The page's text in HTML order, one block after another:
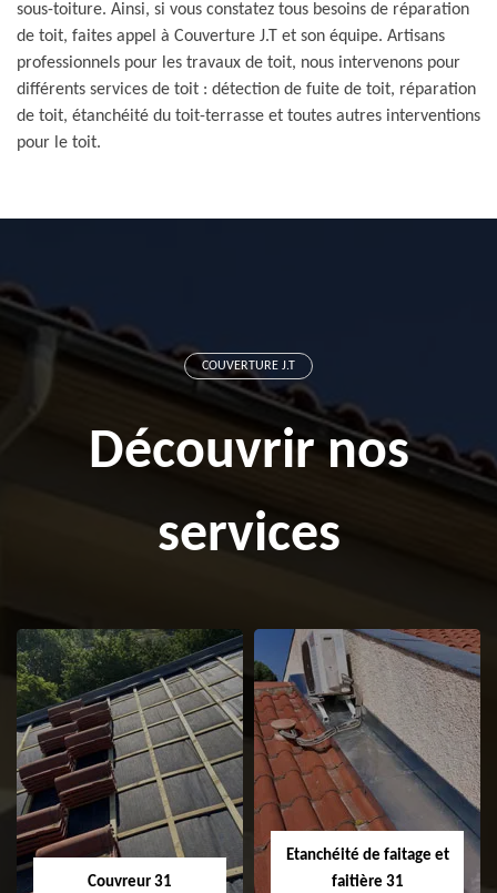
sous-toiture. Ainsi, si vous constatez tous besoins de réparation
de toit, faites appel à Couverture J.T et son équipe. Artisans
professionnels pour les travaux de toit, nous intervenons pour
différents services de toit : détection de fuite de toit, réparation
de toit, étanchéité du toit-terrasse et toutes autres interventions
pour le toit.
COUVERTURE J.T
Découvrir nos
services
Couvreur 31
Etanchéité de faitage et
faitière 31